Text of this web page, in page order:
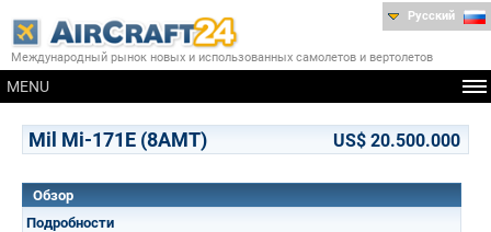
Международный рынок новых и использованных самолетов и вертолетов
MENU
Русский
Mil Mi-171E (8AMT) US$ 20.500.000
Обзор
Подробности